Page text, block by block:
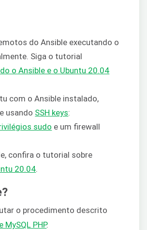
do Ansible executando o
Siga o tutorial
o Ansible e o Ubuntu 20.04
com o Ansible instalado,
usando SSH keys:
sudo e um firewall
confira o tutorial sobre
20.04.
o procedimento descrito
MySQL PHP.